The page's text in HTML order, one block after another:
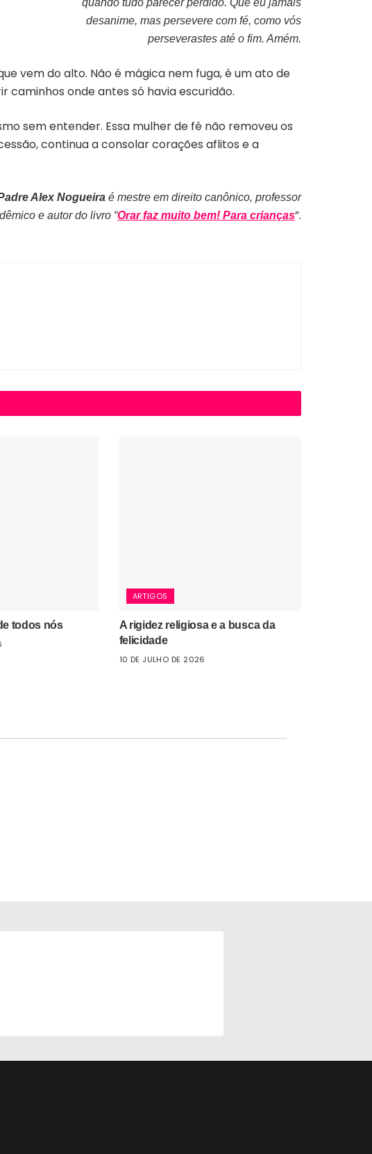
quando tudo parecer perdido. Que eu jamais
desanime, mas persevere com fé, como vós
perseverastes até o fim. Amém.
vem do alto. Não é mágica nem fuga, é um ato de
caminhos onde antes só havia escuridão.
sem entender. Essa mulher de fé não removeu os
continua a consolar corações aflitos e a
Alex Nogueira é mestre em direito canônico, professor
e autor do livro “Orar faz muito bem! Para crianças”.
todos nós
ARTIGOS
A rigidez religiosa e a busca da
felicidade
10 DE JULHO DE 2026